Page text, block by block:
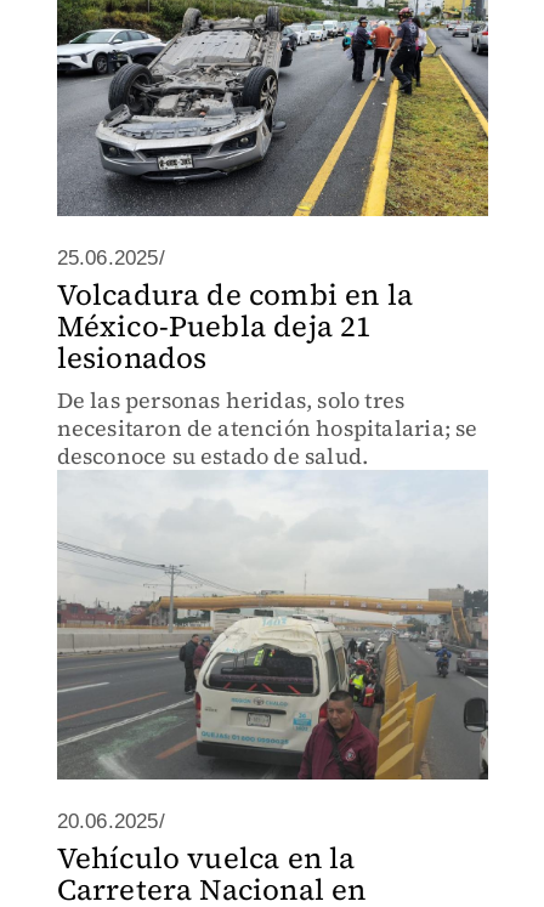
25.06.2025/
Volcadura de combi en la
México-Puebla deja 21
lesionados
De las personas heridas, solo tres
necesitaron de atención hospitalaria; se
desconoce su estado de salud.
20.06.2025/
Vehículo vuelca en la
Carretera Nacional en